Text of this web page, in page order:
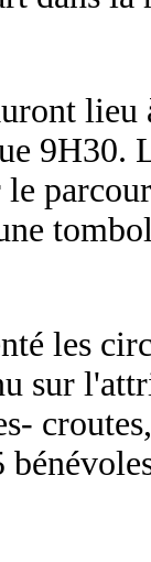
lieu
9H30.
les
sur